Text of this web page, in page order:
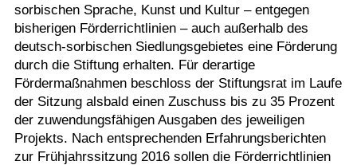
sorbischen Sprache, Kunst und Kultur – entgegen
bisherigen Förderrichtlinien – auch außerhalb des
deutsch-sorbischen Siedlungsgebietes eine Förderung
durch die Stiftung erhalten. Für derartige
Fördermaßnahmen beschloss der Stiftungsrat im Laufe
der Sitzung alsbald einen Zuschuss bis zu 35 Prozent
der zuwendungsfähigen Ausgaben des jeweiligen
Projekts. Nach entsprechenden Erfahrungsberichten
zur Frühjahrssitzung 2016 sollen die Förderrichtlinien